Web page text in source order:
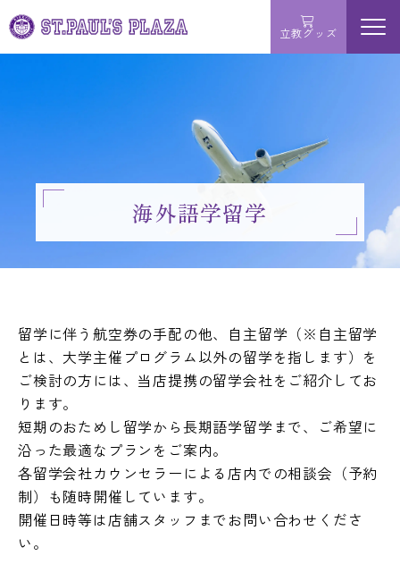
立教グッズ menu
サービス
お問い合わせ
新入生へのご案内
施設利用
海外語学留学
留学に伴う航空券の手配の他、自主留学（※自主留学
とは、大学主催プログラム以外の留学を指します）を
ご検討の方には、当店提携の留学会社をご紹介してお
ります。
短期のおためし留学から長期語学留学まで、ご希望に
沿った最適なプランをご案内。
各留学会社カウンセラーによる店内での相談会（予約
制）も随時開催しています。
開催日時等は店舗スタッフまでお問い合わせくださ
い。